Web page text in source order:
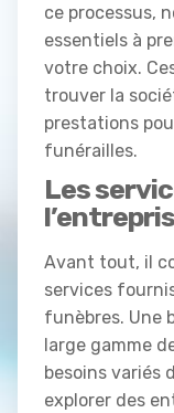
ce processus,
essentiels à
votre choix.
trouver la
prestations
funérailles.
Les
Avant tout, il
services
funèbres. Une
large gamme
besoins variés
explorer des